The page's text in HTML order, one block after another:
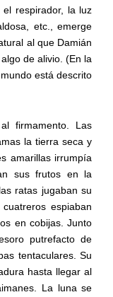
respirador, la luz
etc., emerge
al que Damián
de alivio. (En la
está descrito
firmamento. Las
la tierra seca y
amarillas irrumpía
sus frutos en la
ratas jugaban su
espiaban
en cobijas. Junto
putrefacto de
tentaculares. Su
hasta llegar al
La luna se